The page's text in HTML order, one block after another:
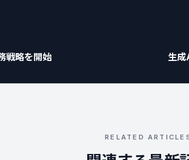
戦略を開始 生
RELATED